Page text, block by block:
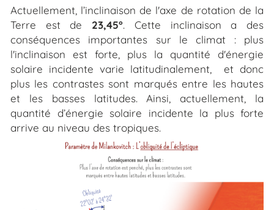
Actuellement, l’inclinaison de l'axe de rotation de la
Terre est de 23,45°. Cette inclinaison a des
conséquences importantes sur le climat : plus
l'inclinaison est forte, plus la quantité d'énergie
solaire incidente varie latitudinalement, et donc
plus les contrastes sont marqués entre les hautes
et les basses latitudes. Ainsi, actuellement, la
quantité d’énergie solaire incidente la plus forte
arrive au niveau des tropiques.